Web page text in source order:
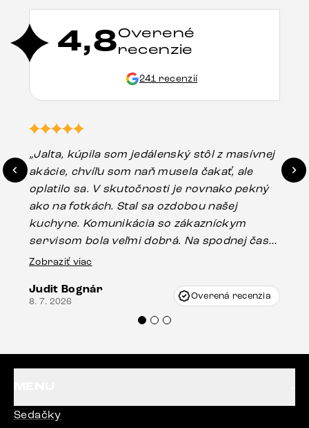
4,8Overené
recenzie
241 recenzií
„Jalta, kúpila som jedálenský stôl z masívnej
akácie, chvíľu som naň musela čakať, ale
oplatilo sa. V skutočnosti je rovnako pekný
ako na fotkách. Stal sa ozdobou našej
kuchyne. Komunikácia so zákazníckym
servisom bola veľmi dobrá. Na spodnej časti
stola bolo malé poškodenie, pravdepodobne
Vincze pri riešení mojej záležitosti pristúpili
veľmi korektne. Odporúčam produkty Delife
Zobraziť viac
Judit Bognár
8. 7. 2026 Overená recenzia
Sedačky